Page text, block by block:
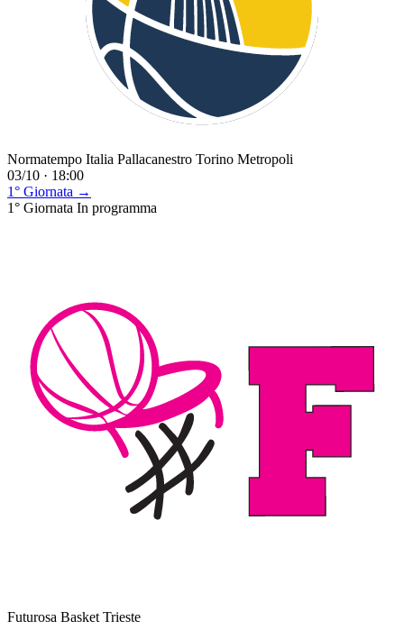
Normatempo Italia Pallacanestro Torino Metropoli
03/10 · 18:00
1° Giornata →
1° Giornata In programma
Futurosa Basket Trieste